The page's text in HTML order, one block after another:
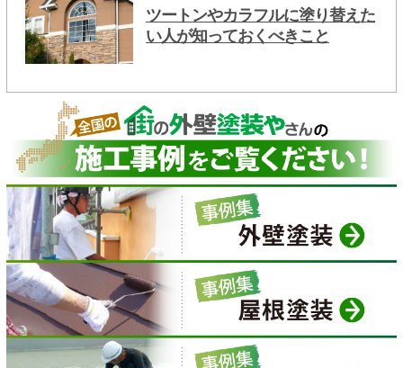
ツートンやカラフルに塗り替えた
い人が知っておくべきこと